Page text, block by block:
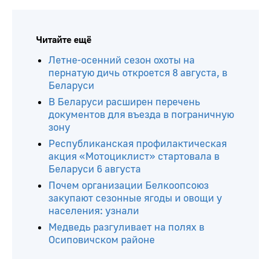
Читайте ещё
Летне-осенний сезон охоты на
пернатую дичь откроется 8 августа, в
Беларуси
В Беларуси расширен перечень
документов для въезда в пограничную
зону
Республиканская профилактическая
акция «Мотоциклист» стартовала в
Беларуси 6 августа
Почем организации Белкоопсоюз
закупают сезонные ягоды и овощи у
населения: узнали
Медведь разгуливает на полях в
Осиповичском районе